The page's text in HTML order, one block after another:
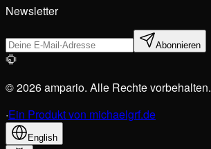
Newsletter
Abonnieren
© 2026 ampario. Alle Rechte vorbehalten.
·Ein Produkt von michaelgrf.de
English